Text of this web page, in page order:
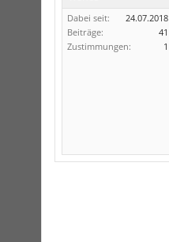
Dabei seit:
24.07.2018
Beiträge:
41
Zustimmungen:
1